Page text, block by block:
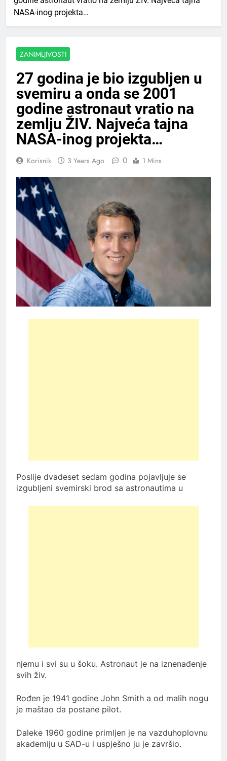
NASA-inog projekta…
ZANIMLJIVOSTI
27 godina je bio izgubljen u
svemiru a onda se 2001
godine astronaut vratio na
zemlju ŽIV. Najveća tajna
NASA-inog projekta…
Korisnik 3 Years Ago 0 1 Mins
Poslije dvadeset sedam godina pojavljuje se
izgubljeni svemirski brod sa astronautima u
njemu i svi su u šoku. Astronaut je na iznenađenje
svih živ.
Rođen je 1941 godine John Smith a od malih nogu
je maštao da postane pilot.
Daleke 1960 godine primljen je na vazduhoplovnu
akademiju u SAD-u i uspješno ju je završio.